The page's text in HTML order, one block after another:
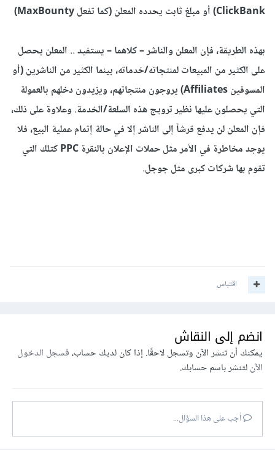
ClickBank) أو مبلغ ثابت يحدده المعلن (كما تفعل MaxBounty)
بهذه الطريقة، فإن المعلن والناشر – كلاهما – يستفيد .. المعلن يحصل
على الكثير من المبيعات لمنتجاته/خدماته، بينما الكثير من الناشرين (أو
المسوقين Affiliates) يروجون منتجاتهم، ويزيدون دخلهم بالعمولة
التي يحصلون عليها نظير ترويج هذه السلعة/الخدمة. وعلاوة على ذلك،
فإن المعلن لن يدفع قرشاً إلى الناشر إلا في حالة إتمام عملية البيع، فلا
يوجد مخاطرة في الأمر مثل حملات الإعلان بالنقرة PPC كتلك التي
تقوم بها شركات كبرى مثل جوجل.
اقتباس
انضم إلى النقاش
يمكنك أن تنشر الآن وتسجل لاحقًا. إذا كان لديك حساب،فسجل الدخول
الآنلتنشر باسم حسابك.
أجب على هذا السؤال...